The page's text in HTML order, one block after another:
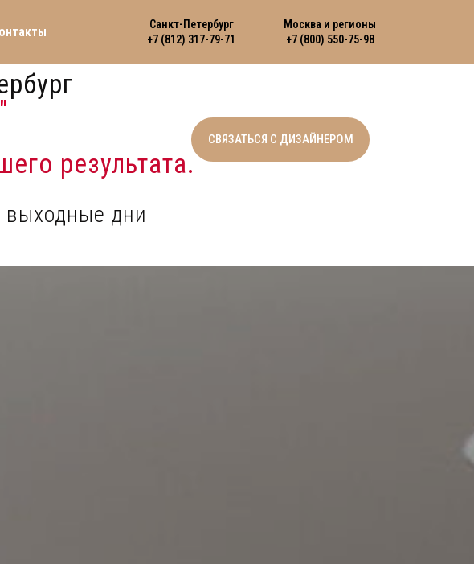
Санкт-Петербург
+7 (812) 317-79-71
Москва и регионы
+7 (800) 550-75-98
СВЯЗАТЬСЯ С ДИЗАЙНЕРОМ
дни
результата.